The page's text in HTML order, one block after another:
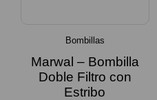
Bombillas
Marwal – Bombilla
Doble Filtro con
Estribo